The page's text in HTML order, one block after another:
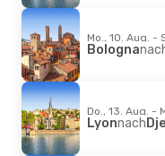
Mo., 10. Aug. -
Bologna
Do., 13. Aug. -
Lyonnach